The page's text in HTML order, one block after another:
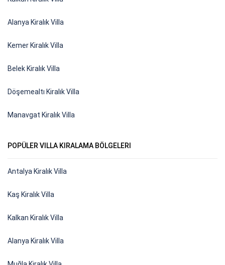
Alanya Kiralık Villa
Kemer Kiralık Villa
Belek Kiralık Villa
Döşemealtı Kiralık Villa
Manavgat Kiralık Villa
POPÜLER VILLA KIRALAMA BÖLGELERI
Antalya Kiralık Villa
Kaş Kiralık Villa
Kalkan Kiralık Villa
Alanya Kiralık Villa